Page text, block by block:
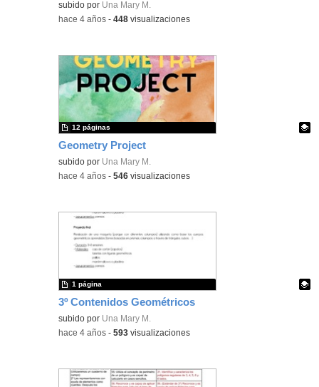
Contenido educativo.
subido por Una Mary M.
-hace 4 años -448 visualizaciones
Geometry Project
Contenido educativo.
subido por Una Mary M.
12 páginas
-hace 4 años -546 visualizaciones
3º Contenidos Geométricos
Contenido educativo.
subido por Una Mary M.
1 página
-hace 4 años -593 visualizaciones